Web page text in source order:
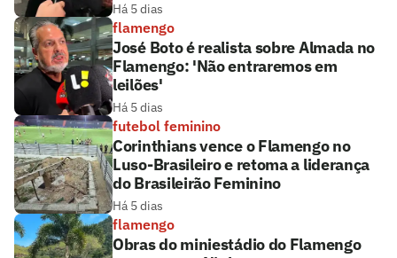
Há 5 dias
flamengo
José Boto é realista sobre Almada no
Flamengo: 'Não entraremos em
leilões'
Há 5 dias
futebol feminino
Corinthians vence o Flamengo no
Luso-Brasileiro e retoma a liderança
do Brasileirão Feminino
Há 5 dias
flamengo
Obras do miniestádio do Flamengo